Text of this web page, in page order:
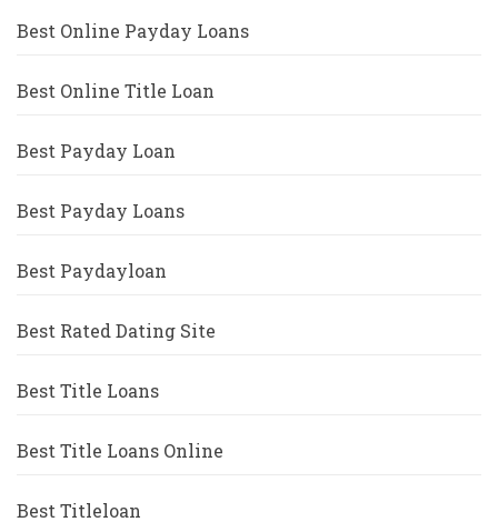
Best Online Payday Loans
Best Online Title Loan
Best Payday Loan
Best Payday Loans
Best Paydayloan
Best Rated Dating Site
Best Title Loans
Best Title Loans Online
Best Titleloan